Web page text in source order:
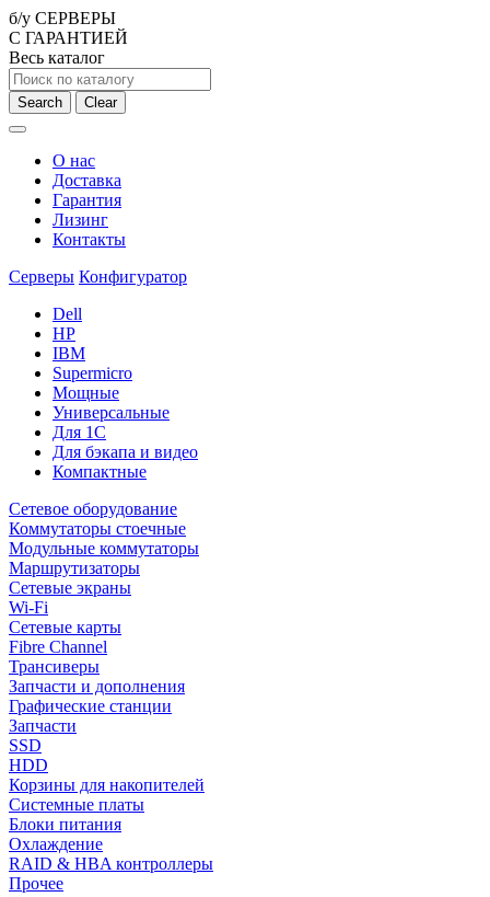
б/у СЕРВЕРЫ
С ГАРАНТИЕЙ
Весь каталог
Search Clear
О нас
Доставка
Гарантия
Лизинг
Контакты
Серверы Конфигуратор
Dell
HP
IBM
Supermicro
Мощные
Универсальные
Для 1С
Для бэкапа и видео
Компактные
Сетевое оборудование
Коммутаторы стоечные
Модульные коммутаторы
Маршрутизаторы
Сетевые экраны
Wi-Fi
Сетевые карты
Fibre Channel
Трансиверы
Запчасти и дополнения
Графические станции
Запчасти
SSD
HDD
Корзины для накопителей
Системные платы
Блоки питания
Охлаждение
RAID & HBA контроллеры
Прочее